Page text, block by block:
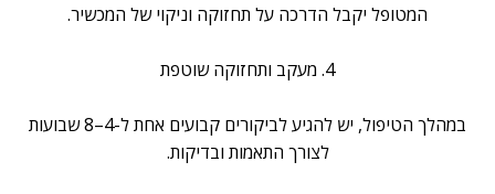
המטופל יקבל הדרכה על תחזוקה וניקוי של המכשיר.
4. מעקב ותחזוקה שוטפת
במהלך הטיפול, יש להגיע לביקורים קבועים אחת ל-4–8 שבועות
לצורך התאמות ובדיקות.